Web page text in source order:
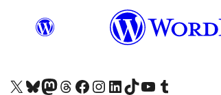
Visit our X (formerly Twitter) account
Visit our Bluesky account
Visit our Mastodon account
Visit our Threads account
Visit our Facebook page
Visit our Instagram account
Visit our LinkedIn account
Visit our TikTok account
Visit our YouTube channel
Visit our Tumblr account